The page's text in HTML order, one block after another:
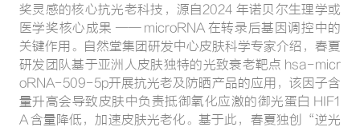
奖灵感的核心抗光老科技，源自2024 年诺贝尔生理学或
医学奖核心成果 —— microRNA 在转录后基因调控中的
关键作用。自然堂集团研发中心皮肤科学专家介绍，春夏
研发团队基于亚洲人皮肤独特的光致衰老靶点 hsa-micr
oRNA-509-5p开展抗光老及防晒产品的应用，该因子含
量升高会导致皮肤中负责抵御氧化应激的御光蛋白 HIF1
A 含量降低，加速皮肤光老化。基于此，春夏独创“逆光